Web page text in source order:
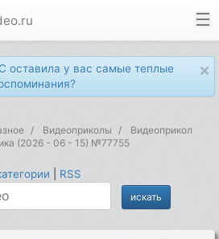
×
оставила у вас самые теплые
Видеоприколы
Видеоприкол
(2026 - 06 - 15) №77755
RSS